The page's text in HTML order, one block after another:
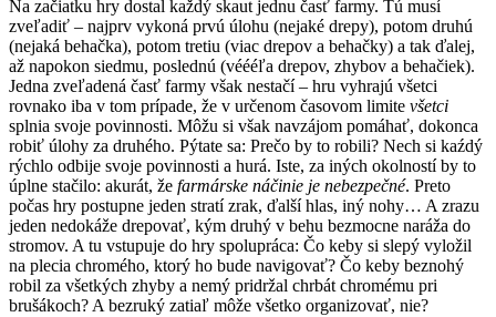
Na začiatku hry dostal každý skaut jednu časť farmy. Tú musí
zveľadiť – najprv vykoná prvú úlohu (nejaké drepy), potom druhú
(nejaká behačka), potom tretiu (viac drepov a behačky) a tak ďalej,
až napokon siedmu, poslednú (véééľa drepov, zhybov a behačiek).
Jedna zveľadená časť farmy však nestačí – hru vyhrajú všetci
rovnako iba v tom prípade, že v určenom časovom limite všetci
splnia svoje povinnosti. Môžu si však navzájom pomáhať, dokonca
robiť úlohy za druhého. Pýtate sa: Prečo by to robili? Nech si kaźdý
rýchlo odbije svoje povinnosti a hurá. Iste, za iných okolností by to
úplne stačilo: akurát, že farmárske náčinie je nebezpečné. Preto
počas hry postupne jeden stratí zrak, ďalší hlas, iný nohy… A zrazu
jeden nedokáže drepovať, kým druhý v behu bezmocne naráža do
stromov. A tu vstupuje do hry spolupráca: Čo keby si slepý vyložil
na plecia chromého, ktorý ho bude navigovať? Čo keby beznohý
robil za všetkých zhyby a nemý pridržal chrbát chromému pri
brušákoch? A bezruký zatiaľ môže všetko organizovať, nie?